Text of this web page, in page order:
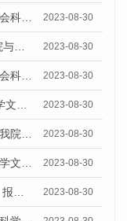
8月24日《中国发展网》报道我院与社会科学文献出版社联合发布《广州蓝皮书：广州文化产业发展报告（2023）》的媒体文章 2023-08-30
8月24日《羊城晚报•羊城派》报道我院与社会科学文献出版社联合发布《广州蓝皮书：广州文化产业发展报告（2023）》的媒体文章 2023-08-30
8月24日《中国新闻网》报道我院与社会科学文献出版社联合发布《广州蓝皮书：广州文化产业发展报告（2023）》的媒体文章 2023-08-30
8月24日《南方+》报道我院与社会科学文献出版社联合发布《广州蓝皮书：广州文化产业发展报告（2023）》的媒体文章 2023-08-30
8月23日《经济日报新闻客户端》报道我院和社会科学文献出版社联合发布《广州数字经济发展报告（2023）》蓝皮书的媒体报道 2023-08-30
8月22日《新快报》报道我院和社会科学文献出版社联合发布《广州数字经济发展报告（2023）》蓝皮书的媒体报道 2023-08-30
8月22日《南方都市报APP•南都广州》报道我院和社会科学文献出版社联合发布《广州数字经济发展报告（2023）》蓝皮书的媒体报道 2023-08-30